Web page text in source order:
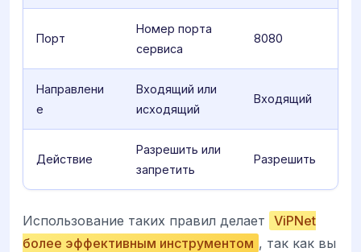
Порт
Номер порта
сервиса
8080
Направлени
е
Входящий или
исходящий
Входящий
Действие
Разрешить или
запретить
Разрешить
Использование таких правил делает ViPNet
более эффективным инструментом , так как вы